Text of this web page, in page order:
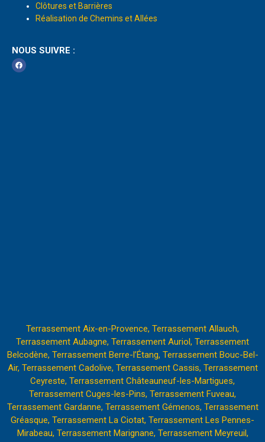
Clôtures et Barrières
Réalisation de Chemins et Allées
NOUS SUIVRE :
Terrassement Aix-en-Provence, Terrassement Allauch,
Terrassement Aubagne, Terrassement Auriol, Terrassement
Belcodène, Terrassement Berre-l’Étang, Terrassement Bouc-Bel-
Air, Terrassement Cadolive, Terrassement Cassis, Terrassement
Ceyreste, Terrassement Châteauneuf-les-Martigues,
Terrassement Cuges-les-Pins, Terrassement Fuveau,
Terrassement Gardanne, Terrassement Gémenos, Terrassement
Gréasque, Terrassement La Ciotat, Terrassement Les Pennes-
Mirabeau, Terrassement Marignane, Terrassement Meyreuil,